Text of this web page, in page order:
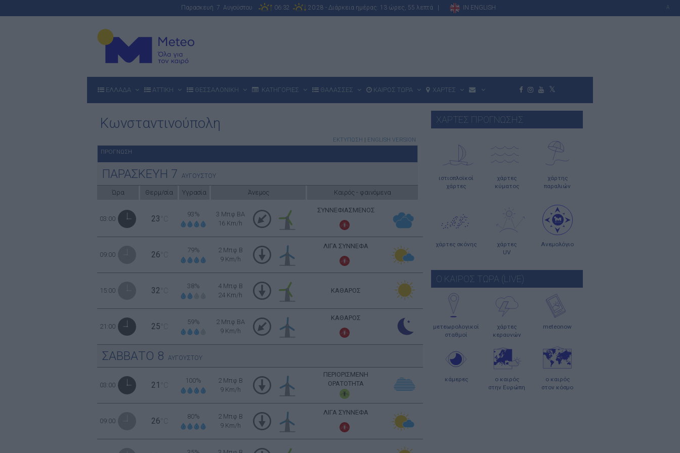
Παρασκευή 7 Αυγούστου 06:32 20:28 - Διάρκεια ημέρας: 13 ώρες, 55 λεπτά | IN ENGLISH A
ΕΛΛΑΔΑ ΑΤΤΙΚΗ ΘΕΣΣΑΛΟΝΙΚΗ ΚΑΤΗΓΟΡΙΕΣ ΘΑΛΑΣΣΕΣ ΚΑΙΡΟΣ ΤΩΡΑ ΧΑΡΤΕΣ
Κωνσταντινούπολη
ΕΚΤΥΠΩΣΗ | ENGLISH VERSION
ΠΡΟΓΝΩΣΗ
ΠΑΡΑΣΚΕΥΗ 7 ΑΥΓΟΥΣΤΟΥ
Ώρα Θερμ/σία Υγρασία Άνεμος Καιρός - φαινόμενα
03:00 23 °C
93%
3 Μπφ BA
16 Km/h
ΣΥΝΝΕΦΙΑΣΜΕΝΟΣ
09:00 26 °C
79%
2 Μπφ B
9 Km/h
ΛΙΓΑ ΣΥΝΝΕΦΑ
15:00 32 °C
38%
4 Μπφ B
24 Km/h
ΚΑΘΑΡΟΣ
21:00 25 °C
59%
2 Μπφ BA
9 Km/h
ΚΑΘΑΡΟΣ
ΣΑΒΒΑΤΟ 8 ΑΥΓΟΥΣΤΟΥ
03:00 21 °C
100%
2 Μπφ B
9 Km/h
ΠΕΡΙΟΡΙΣΜΕΝΗ
ΟΡΑΤΟΤΗΤΑ
09:00 26 °C
80%
2 Μπφ B
9 Km/h
ΛΙΓΑ ΣΥΝΝΕΦΑ
ΧΑΡΤΕΣ ΠΡΟΓΝΩΣΗΣ
ιστιοπλοϊκοί
χάρτες
χάρτες
κύματος
χάρτης
παραλιών
χάρτες σκόνης
χάρτες
UV
Ανεμολόγιο
Ο ΚΑΙΡΟΣ ΤΩΡΑ (LIVE)
μετεωρολογικοί
σταθμοί
χάρτες
κεραυνών
meteonow
κάμερες
ο καιρός
στην Ευρώπη
ο καιρός
στον κόσμο